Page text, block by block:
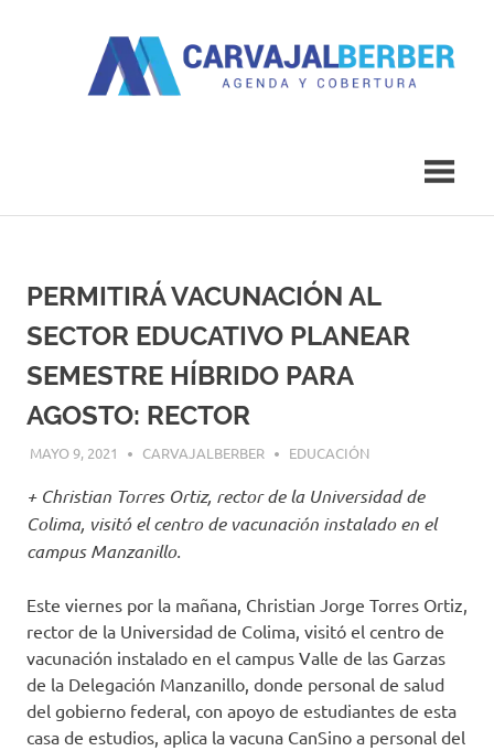
PERMITIRÁ VACUNACIÓN AL
SECTOR EDUCATIVO PLANEAR
SEMESTRE HÍBRIDO PARA
AGOSTO: RECTOR
MAYO 9, 2021 CARVAJALBERBER EDUCACIÓN
+ Christian Torres Ortiz, rector de la Universidad de
Colima, visitó el centro de vacunación instalado en el
campus Manzanillo.
Este viernes por la mañana, Christian Jorge Torres Ortiz,
rector de la Universidad de Colima, visitó el centro de
vacunación instalado en el campus Valle de las Garzas
de la Delegación Manzanillo, donde personal de salud
del gobierno federal, con apoyo de estudiantes de esta
casa de estudios, aplica la vacuna CanSino a personal del